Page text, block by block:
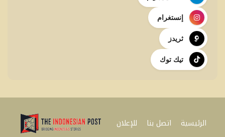
إنستغرام
ثريدز
تيك توك
الرئيسية اتصل بنا
للإعلان